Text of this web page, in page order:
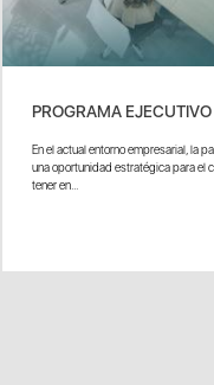
PROGRAMA
En el actual entorno empresarial, la
una oportunidad estratégica para el
tener en...